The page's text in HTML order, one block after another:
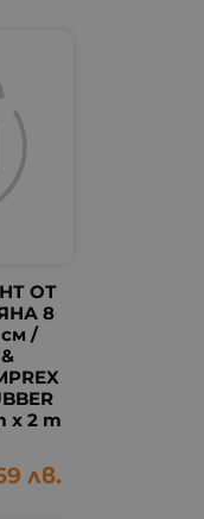
ОТ
8
см /
x 2 m
лв.